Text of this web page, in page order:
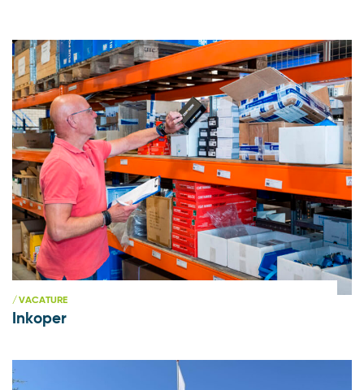
VACATURE
Inkoper